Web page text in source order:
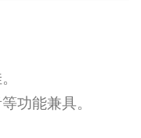
能兼具。